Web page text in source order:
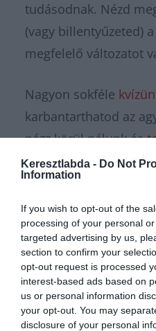
Keresztlabda - Do Not
Information
If you wish to opt-out of the
processing of your personal
targeted advertising by us,
section to confirm your
opt-out request is processed
interest-based ads based on
us or personal information
your opt-out. You may
disclosure of your personal
tudásodnak. Nézd
(vagy billentyűzeted)
megfelelő változatot
Nagyon sokféle
karbantarthatod az
nézz körül nálunk és
napi játékokat